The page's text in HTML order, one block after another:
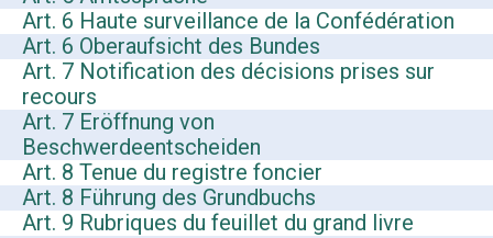
Art. 6 Haute surveillance de la Confédération
Art. 6 Oberaufsicht des Bundes
Art. 7 Notification des décisions prises sur
recours
Art. 7 Eröffnung von
Beschwerdeentscheiden
Art. 8 Tenue du registre foncier
Art. 8 Führung des Grundbuchs
Art. 9 Rubriques du feuillet du grand livre